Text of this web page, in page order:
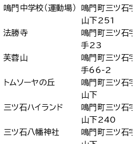
鳴門中学校（運動場）
鳴門町三ツ石字
山下251
法勝寺
鳴門町三ツ石字
手23
芙蓉山
鳴門町三ツ石字
手66-2
トムソーヤの丘
鳴門町三ツ石字
山下
三ツ石ハイランド
鳴門町三ツ石字
山下240
三ツ石八幡神社
鳴門町三ツ石字